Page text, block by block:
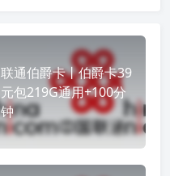
联通伯爵卡丨伯爵卡39
元包219G通用+100分
钟